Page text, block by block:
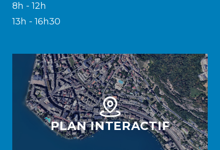
Subventions, subsides, rabais
8h - 12h
13h - 16h30
PLAN INTERACTIF